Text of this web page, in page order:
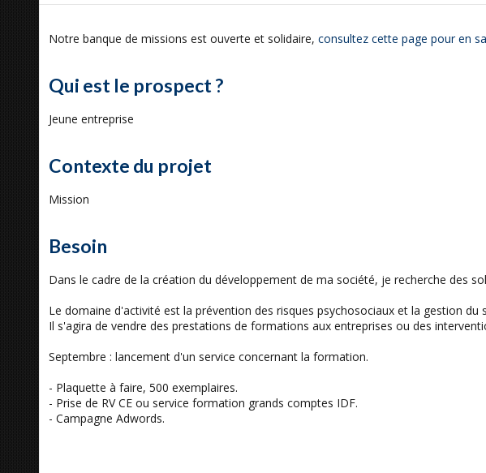
Notre banque de missions est ouverte et solidaire, consultez cette page pour en
Qui est le prospect ?
Jeune entreprise
Contexte du projet
Mission
Besoin
Dans le cadre de la création du développement de ma société, je recherche des
Le domaine d'activité est la prévention des risques psychosociaux et la gestion du
Il s'agira de vendre des prestations de formations aux entreprises ou des
Septembre : lancement d'un service concernant la formation.
- Plaquette à faire, 500 exemplaires.
- Prise de RV CE ou service formation grands comptes IDF.
- Campagne Adwords.